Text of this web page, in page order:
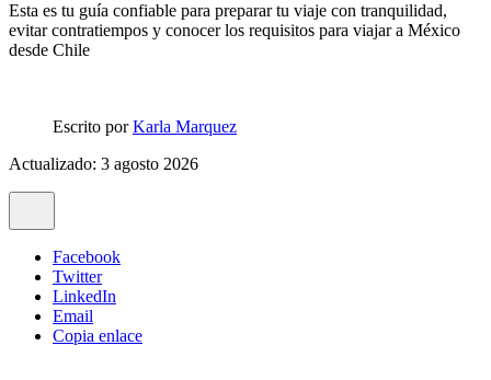
Esta es tu guía confiable para preparar tu viaje con tranquilidad,
evitar contratiempos y conocer los requisitos para viajar a México
desde Chile
Escrito porKarla Marquez
Actualizado: 3 agosto 2026
Facebook
Twitter
LinkedIn
Email
Copia enlace